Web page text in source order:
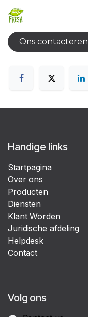
Ons contacteren
Handige links
Startpagina
Over ons
Producten
Diensten
Klant Worden
Juridische afdeling
Helpdesk
Contact
Volg ons